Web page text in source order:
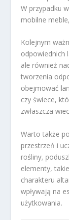
W przypadku
mobilne
Kolejnym
odpowiednich
ale również
tworzenia
obejmować
czy świece,
zwłaszcza
Warto także
przestrzeń i
rośliny,
elementy,
charakteru
wpływają na
użytkowania.